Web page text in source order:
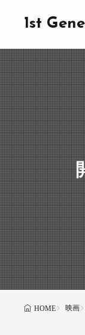
1st
HOME 映画